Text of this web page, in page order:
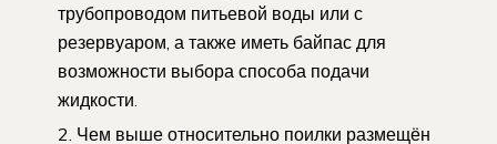
трубопроводом питьевой воды или с
резервуаром, а также иметь байпас для
возможности выбора способа подачи
жидкости.
Чем выше относительно поилки размещён